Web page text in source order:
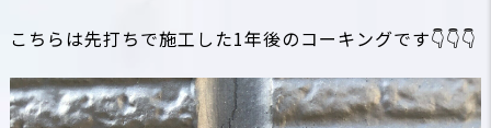
こちらは先打ちで施工した1年後のコーキングです👇👇👇